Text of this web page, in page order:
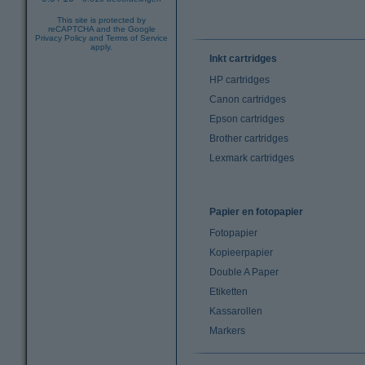
This site is protected by
reCAPTCHA and the Google
Privacy Policy and Terms of Service
apply.
Inkt cartridges
HP cartridges
Canon cartridges
Epson cartridges
Brother cartridges
Lexmark cartridges
Papier en fotopapier
Fotopapier
Kopieerpapier
Double A Paper
Etiketten
Kassarollen
Markers